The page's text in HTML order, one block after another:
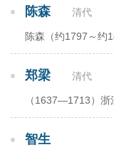
陈森 清代
陈森（约1797～约
郑梁 清代
（1637—1713）浙
智生